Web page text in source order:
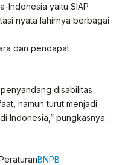
Indonesia yaitu SIAP
nyata lahirnya berbagai
dan pendapat
disabilitas
namun turut menjadi
Indonesia,” pungkasnya.
BNPB